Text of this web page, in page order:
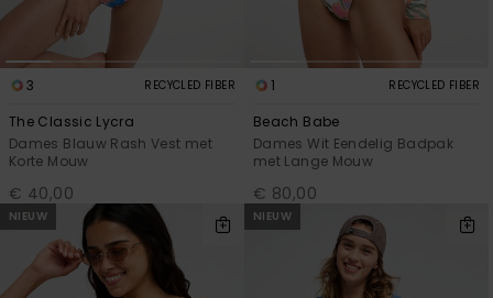
3 RECYCLED FIBER
The Classic Lycra
Dames Blauw Rash Vest met
Korte Mouw
€ 40,00
1 RECYCLED FIBER
Beach Babe
Dames Wit Eendelig Badpak
met Lange Mouw
€ 80,00
NIEUW NIEUW